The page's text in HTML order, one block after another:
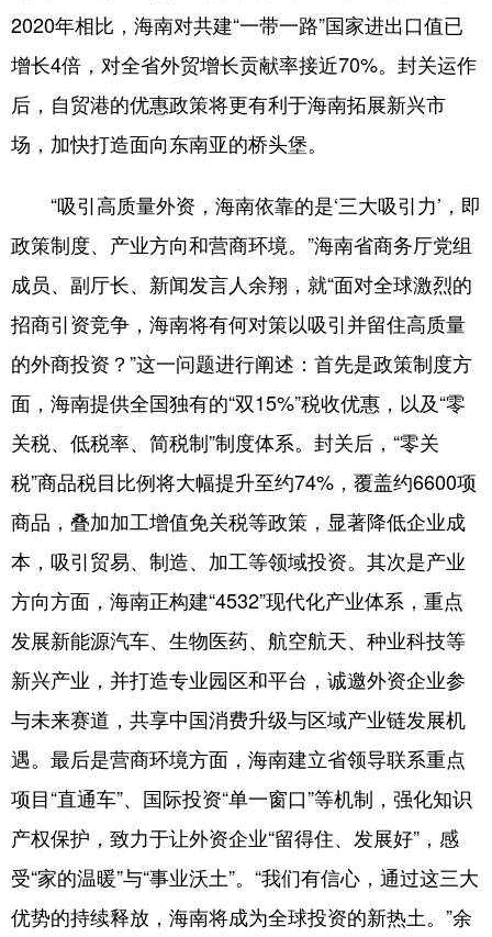
2020年相比，海南对共建“一带一路”国家进出口值已
增长4倍，对全省外贸增长贡献率接近70%。封关运作
后，自贸港的优惠政策将更有利于海南拓展新兴市
场，加快打造面向东南亚的桥头堡。
“吸引高质量外资，海南依靠的是‘三大吸引力’，即
政策制度、产业方向和营商环境。”海南省商务厅党组
成员、副厅长、新闻发言人余翔，就“面对全球激烈的
招商引资竞争，海南将有何对策以吸引并留住高质量
的外商投资？”这一问题进行阐述：首先是政策制度方
面，海南提供全国独有的“双15%”税收优惠，以及“零
关税、低税率、简税制”制度体系。封关后，“零关
税”商品税目比例将大幅提升至约74%，覆盖约6600项
商品，叠加加工增值免关税等政策，显著降低企业成
本，吸引贸易、制造、加工等领域投资。其次是产业
方向方面，海南正构建“4532”现代化产业体系，重点
发展新能源汽车、生物医药、航空航天、种业科技等
新兴产业，并打造专业园区和平台，诚邀外资企业参
与未来赛道，共享中国消费升级与区域产业链发展机
遇。最后是营商环境方面，海南建立省领导联系重点
项目“直通车”、国际投资“单一窗口”等机制，强化知识
产权保护，致力于让外资企业“留得住、发展好”，感
受“家的温暖”与“事业沃土”。“我们有信心，通过这三大
优势的持续释放，海南将成为全球投资的新热土。”余